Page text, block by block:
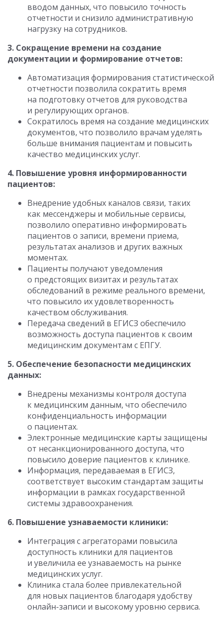
вводом данных, что повысило точность
отчетности и снизило административную
нагрузку на сотрудников.
3. Сокращение времени на создание
документации и формирование отчетов:
Автоматизация формирования статистической
отчетности позволила сократить время
на подготовку отчетов для руководства
и регулирующих органов.
Сократилось время на создание медицинских
документов, что позволило врачам уделять
больше внимания пациентам и повысить
качество медицинских услуг.
4. Повышение уровня информированности
пациентов:
Внедрение удобных каналов связи, таких
как мессенджеры и мобильные сервисы,
позволило оперативно информировать
пациентов о записи, времени приема,
результатах анализов и других важных
моментах.
Пациенты получают уведомления
о предстоящих визитах и результатах
обследований в режиме реального времени,
что повысило их удовлетворенность
качеством обслуживания.
Передача сведений в ЕГИСЗ обеспечило
возможность доступа пациентов к своим
медицинским документам с ЕПГУ.
5. Обеспечение безопасности медицинских
данных:
Внедрены механизмы контроля доступа
к медицинским данным, что обеспечило
конфиденциальность информации
о пациентах.
Электронные медицинские карты защищены
от несанкционированного доступа, что
повысило доверие пациентов к клинике.
Информация, передаваемая в ЕГИСЗ,
соответствует высоким стандартам защиты
информации в рамках государственной
системы здравоохранения.
6. Повышение узнаваемости клиники:
Интеграция с агрегаторами повысила
доступность клиники для пациентов
и увеличила ее узнаваемость на рынке
медицинских услуг.
Клиника стала более привлекательной
для новых пациентов благодаря удобству
онлайн-записи и высокому уровню сервиса.